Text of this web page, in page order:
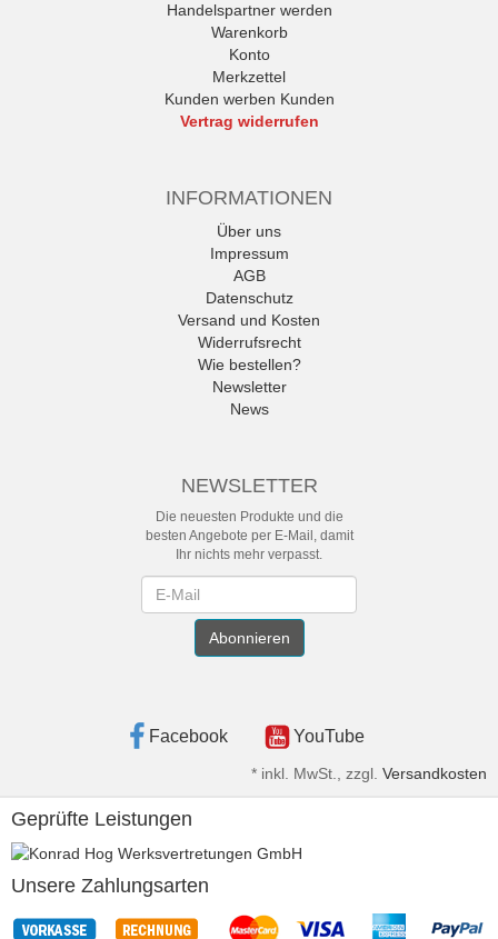
Handelspartner werden
Warenkorb
Konto
Merkzettel
Kunden werben Kunden
Vertrag widerrufen
INFORMATIONEN
Über uns
Impressum
AGB
Datenschutz
Versand und Kosten
Widerrufsrecht
Wie bestellen?
Newsletter
News
NEWSLETTER
Die neuesten Produkte und die
besten Angebote per E-Mail, damit
Ihr nichts mehr verpasst.
Abonnieren
Facebook YouTube
* inkl. MwSt., zzgl. Versandkosten
Geprüfte Leistungen
Unsere Zahlungsarten